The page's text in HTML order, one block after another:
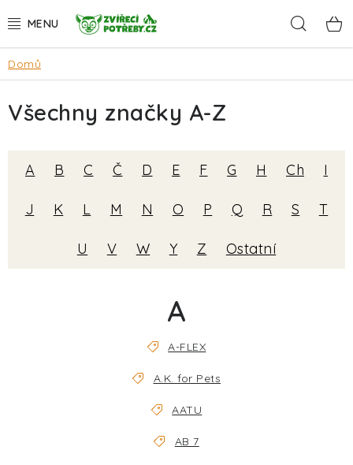
na
AKCE
DÁRKY
Domů
Všechny značky A-Z
A B C Č D E F G H Ch I
J K L M N O P Q R S T
U V W Y Z Ostatní
A
A-FLEX
A.K. for Pets
AATU
AB 7